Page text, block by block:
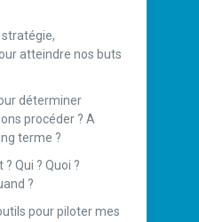
stratégie,
atteindre nos buts
déterminer
procéder ? A
terme ?
Qui ? Quoi ?
?
pour piloter mes